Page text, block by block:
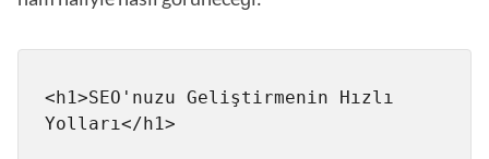
<h1>SEO'nuzu Geliştirmenin Hızlı